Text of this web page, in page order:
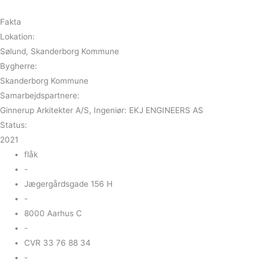
Fakta
Lokation:
Sølund, Skanderborg Kommune
Bygherre:
Skanderborg Kommune
Samarbejdspartnere:
Ginnerup Arkitekter A/S, Ingeniør: EKJ ENGINEERS AS
Status:
2021
flåk
-
Jægergårdsgade 156 H
-
8000 Aarhus C
-
CVR 33 76 88 34
-